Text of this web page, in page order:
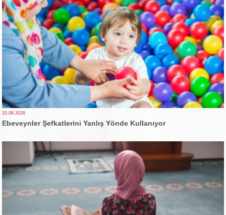
10.08.2026
Ebeveynler Şefkatlerini Yanlış Yönde Kullanıyor